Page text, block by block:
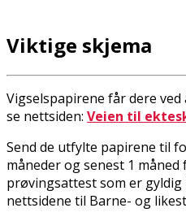
Viktige skjema
Vigselspapirene får dere
se nettsiden: Veien til
Send de utfylte papirene til
måneder og senest 1
prøvingsattest som er gyldig
nettsidene til Barne- og